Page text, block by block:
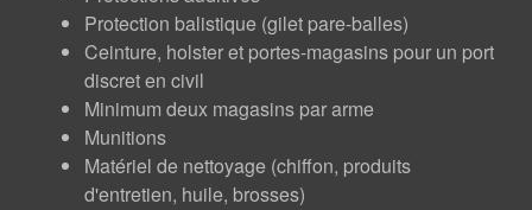
Protection balistique (gilet pare-balles)
Ceinture, holster et portes-magasins pour un port
discret en civil
Minimum deux magasins par arme
Munitions
Matériel de nettoyage (chiffon, produits
d'entretien, huile, brosses)